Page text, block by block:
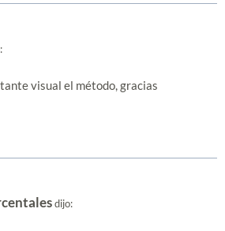
visual el método, gracias
dijo: